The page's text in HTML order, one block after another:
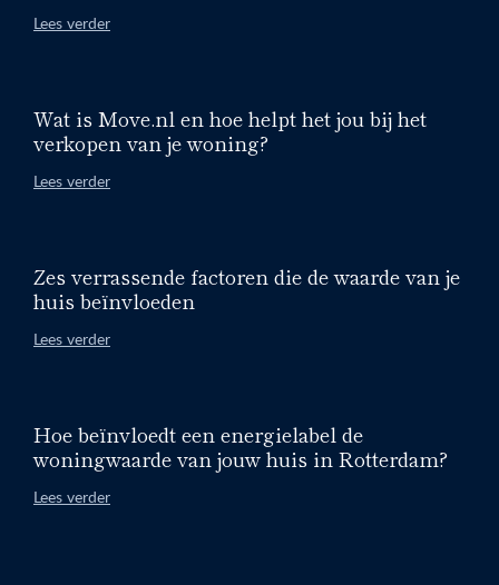
Lees verder
Wat is Move.nl en hoe helpt het jou bij het
verkopen van je woning?
Lees verder
Zes verrassende factoren die de waarde van je
huis beïnvloeden
Lees verder
Hoe beïnvloedt een energielabel de
woningwaarde van jouw huis in Rotterdam?
Lees verder